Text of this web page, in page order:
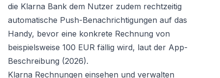
die Klarna Bank dem Nutzer zudem rechtzeitig
automatische Push-Benachrichtigungen auf das
Handy, bevor eine konkrete Rechnung von
beispielsweise 100 EUR fällig wird, laut der App-
Beschreibung (2026).
Klarna Rechnungen einsehen und verwalten